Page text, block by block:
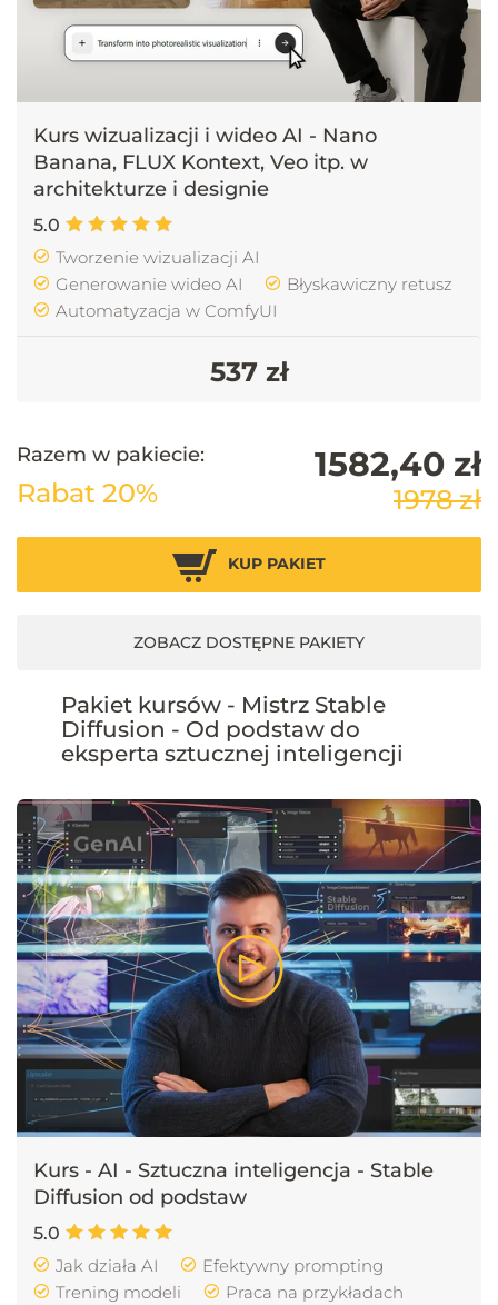
Kurs wizualizacji i wideo AI - Nano
Banana, FLUX Kontext, Veo itp. w
architekturze i designie
5.0
Tworzenie wizualizacji AI
Generowanie wideo AI
Błyskawiczny retusz
Automatyzacja w ComfyUI
537 zł
Razem w pakiecie:
Rabat 20%
1582,40 zł
1978 zł
KUP PAKIET
ZOBACZ DOSTĘPNE PAKIETY
Pakiet kursów - Mistrz Stable
Diffusion - Od podstaw do
eksperta sztucznej inteligencji
Kurs - AI - Sztuczna inteligencja - Stable
Diffusion od podstaw
5.0
Jak działa AI
Efektywny prompting
Trening modeli
Praca na przykładach